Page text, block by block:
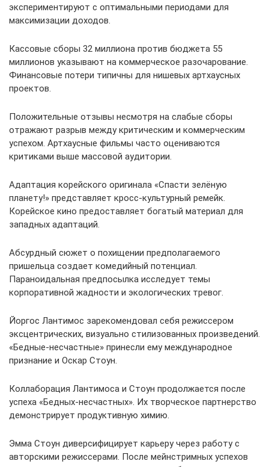
экспериментируют с оптимальными периодами для
максимизации доходов.
Кассовые сборы 32 миллиона против бюджета 55
миллионов указывают на коммерческое разочарование.
Финансовые потери типичны для нишевых артхаусных
проектов.
Положительные отзывы несмотря на слабые сборы
отражают разрыв между критическим и коммерческим
успехом. Артхаусные фильмы часто оцениваются
критиками выше массовой аудитории.
Адаптация корейского оригинала «Спасти зелёную
планету!» представляет кросс-культурный ремейк.
Корейское кино предоставляет богатый материал для
западных адаптаций.
Абсурдный сюжет о похищении предполагаемого
пришельца создает комедийный потенциал.
Параноидальная предпосылка исследует темы
корпоративной жадности и экологических тревог.
Йоргос Лантимос зарекомендовал себя режиссером
эксцентрических, визуально стилизованных произведений.
«Бедные-несчастные» принесли ему международное
признание и Оскар Стоун.
Коллаборация Лантимоса и Стоун продолжается после
успеха «Бедных-несчастных». Их творческое партнерство
демонстрирует продуктивную химию.
Эмма Стоун диверсифицирует карьеру через работу с
авторскими режиссерами. После мейнстримных успехов